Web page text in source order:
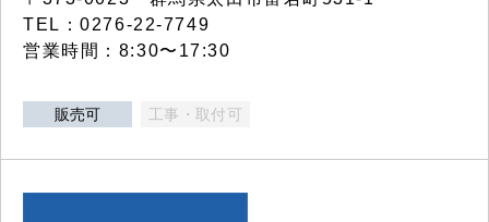
TEL：0276-22-7749
営業時間：8:30〜17:30
販売可 工事・取付可